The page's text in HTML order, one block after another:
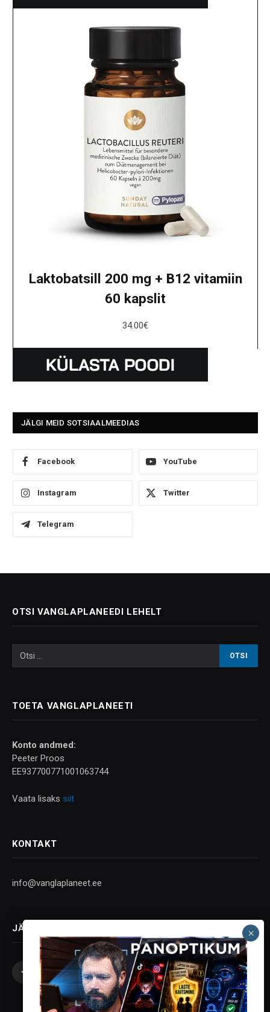
Laktobatsill 200 mg + B12 vitamiin
60 kapslit
34.00€
JÄLGI MEID SOTSIAALMEEDIAS
Facebook YouTube
Instagram Twitter
Telegram
OTSI VANGLAPLANEEDI LEHELT
TOETA VANGLAPLANEETI
Konto andmed:
Peeter Proos
EE937700771001063744
Vaata lisaks siit
KONTAKT
info@vanglaplaneet.ee
JÄLGI SOTSIAALMEEDIAS
Facebook
X
(Twitter)
InstagramYouTubeTelegram